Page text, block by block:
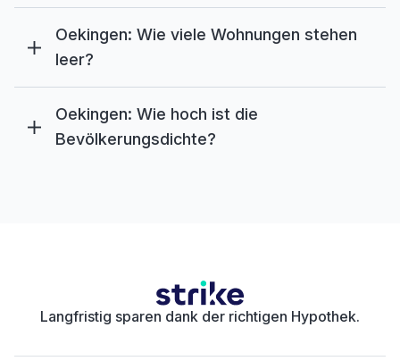
Oekingen: Wie viele Wohnungen stehen
leer?
Oekingen: Wie hoch ist die
Bevölkerungsdichte?
Langfristig sparen dank der richtigen Hypothek.